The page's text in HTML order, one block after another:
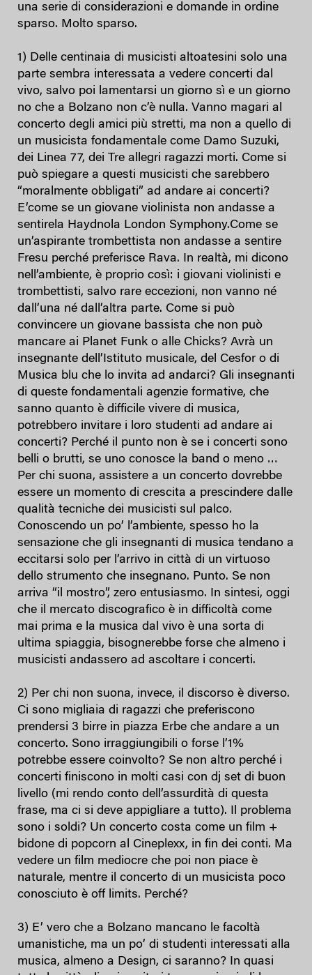
una serie di considerazioni e domande in ordine
sparso. Molto sparso.
1) Delle centinaia di musicisti altoatesini solo una
parte sembra interessata a vedere concerti dal
vivo, salvo poi lamentarsi un giorno sì e un giorno
no che a Bolzano non c’è nulla. Vanno magari al
concerto degli amici più stretti, ma non a quello di
un musicista fondamentale come Damo Suzuki,
dei Linea 77, dei Tre allegri ragazzi morti. Come si
può spiegare a questi musicisti che sarebbero
“moralmente obbligati” ad andare ai concerti?
E’come se un giovane violinista non andasse a
sentirela Haydnola London Symphony.Come se
un’aspirante trombettista non andasse a sentire
Fresu perché preferisce Rava. In realtà, mi dicono
nell’ambiente, è proprio così: i giovani violinisti e
trombettisti, salvo rare eccezioni, non vanno né
dall’una né dall’altra parte. Come si può
convincere un giovane bassista che non può
mancare ai Planet Funk o alle Chicks? Avrà un
insegnante dell’Istituto musicale, del Cesfor o di
Musica blu che lo invita ad andarci? Gli insegnanti
di queste fondamentali agenzie formative, che
sanno quanto è difficile vivere di musica,
potrebbero invitare i loro studenti ad andare ai
concerti? Perché il punto non è se i concerti sono
belli o brutti, se uno conosce la band o meno …
Per chi suona, assistere a un concerto dovrebbe
essere un momento di crescita a prescindere dalle
qualità tecniche dei musicisti sul palco.
Conoscendo un po’ l’ambiente, spesso ho la
sensazione che gli insegnanti di musica tendano a
eccitarsi solo per l’arrivo in città di un virtuoso
dello strumento che insegnano. Punto. Se non
arriva “il mostro”, zero entusiasmo. In sintesi, oggi
che il mercato discografico è in difficoltà come
mai prima e la musica dal vivo è una sorta di
ultima spiaggia, bisognerebbe forse che almeno i
musicisti andassero ad ascoltare i concerti.
2) Per chi non suona, invece, il discorso è diverso.
Ci sono migliaia di ragazzi che preferiscono
prendersi 3 birre in piazza Erbe che andare a un
concerto. Sono irraggiungibili o forse l’1%
potrebbe essere coinvolto? Se non altro perché i
concerti finiscono in molti casi con dj set di buon
livello (mi rendo conto dell’assurdità di questa
frase, ma ci si deve appigliare a tutto). Il problema
sono i soldi? Un concerto costa come un film +
bidone di popcorn al Cineplexx, in fin dei conti. Ma
vedere un film mediocre che poi non piace è
naturale, mentre il concerto di un musicista poco
conosciuto è off limits. Perché?
3) E’ vero che a Bolzano mancano le facoltà
umanistiche, ma un po’ di studenti interessati alla
musica, almeno a Design, ci saranno? In quasi